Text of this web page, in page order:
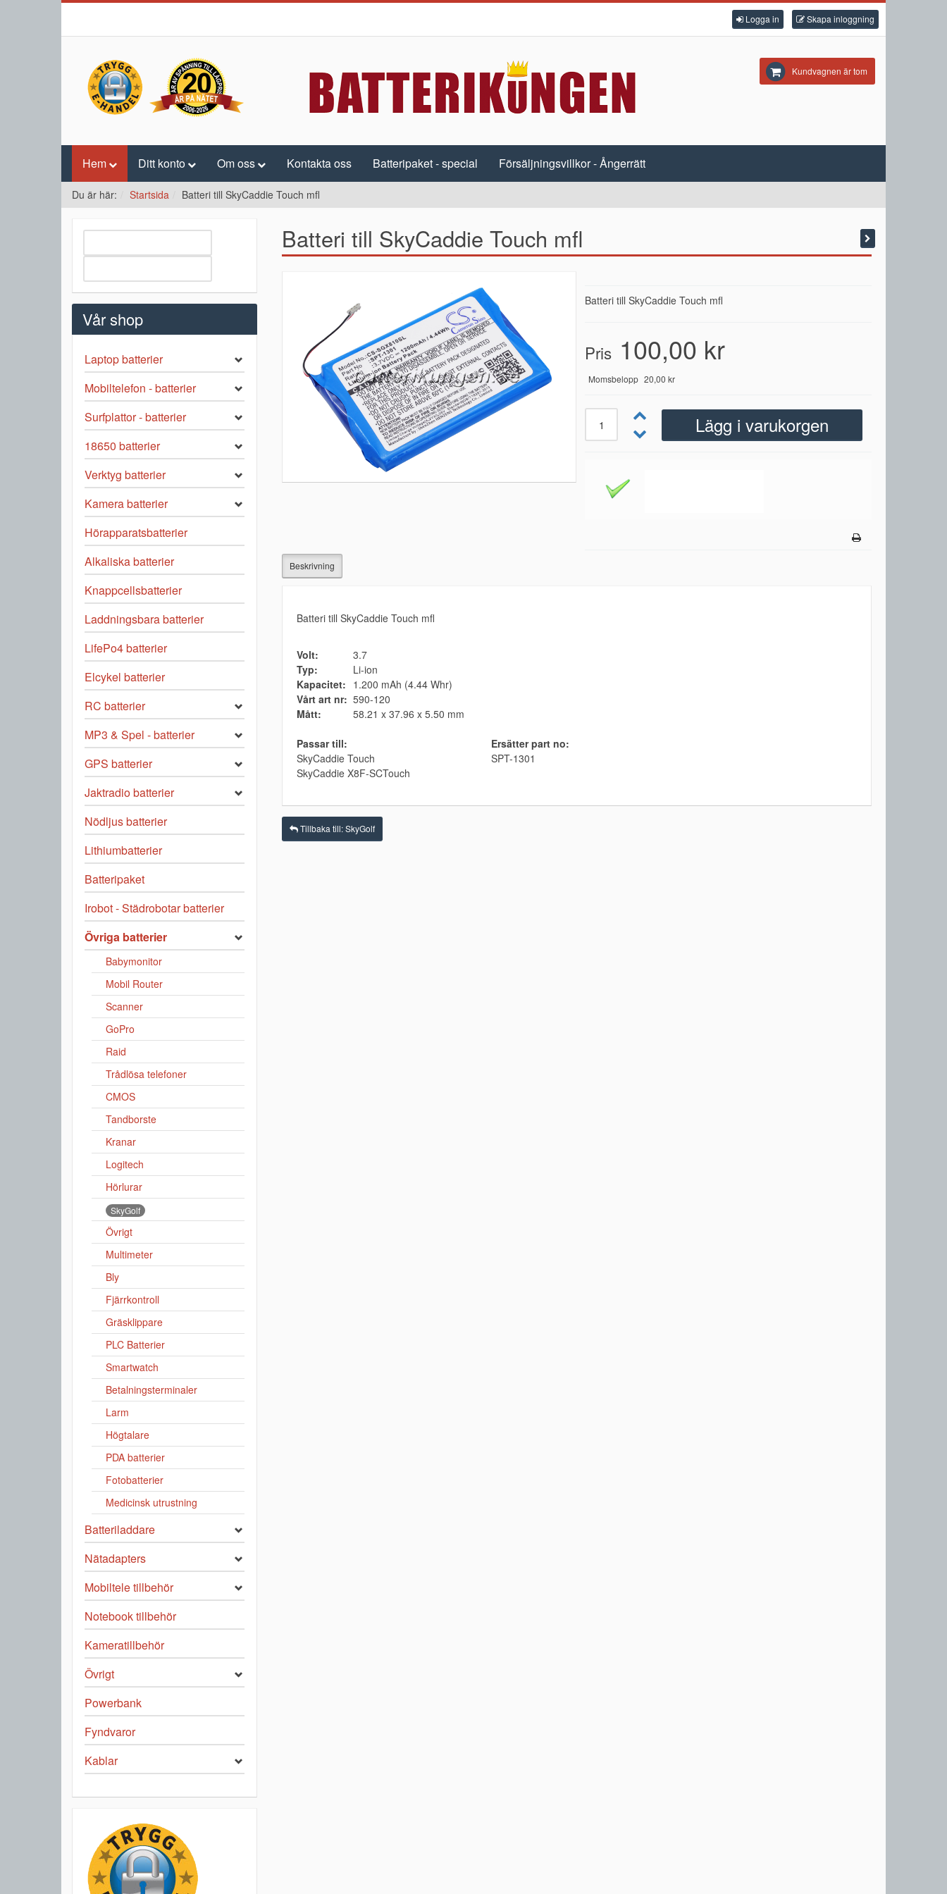
Logga in Skapa inloggning
Kundvagnen är tom
Hem Ditt konto Om oss Kontakta oss Batteripaket - special Försäljningsvillkor - Ångerrätt
Du är här: Startsida Batteri till SkyCaddie Touch mfl
Batteri till SkyCaddie Touch mfl
Batteri till SkyCaddie Touch mfl
Pris 100,00 kr
Momsbelopp 20,00 kr
Beskrivning
Batteri till SkyCaddie Touch mfl
Volt:
3.7
Typ:
Li-ion
Kapacitet: 1.200 mAh (4.44 Whr)
Vårt art nr: 590-120
Mått:
58.21 x 37.96 x 5.50 mm
Passar till:
Ersätter part no:
SkyCaddie Touch
SkyCaddie X8F-SCTouch
SPT-1301
Tillbaka till: SkyGolf
Vår shop
Laptop batterier
Mobiltelefon - batterier
Surfplattor - batterier
18650 batterier
Verktyg batterier
Kamera batterier
Hörapparatsbatterier
Alkaliska batterier
Knappcellsbatterier
Laddningsbara batterier
LifePo4 batterier
Elcykel batterier
RC batterier
MP3 & Spel - batterier
GPS batterier
Jaktradio batterier
Nödljus batterier
Lithiumbatterier
Batteripaket
Irobot - Städrobotar batterier
Övriga batterier
Babymonitor
Mobil Router
Scanner
GoPro
Raid
Trådlösa telefoner
CMOS
Tandborste
Kranar
Logitech
Hörlurar
SkyGolf
Övrigt
Multimeter
Bly
Fjärrkontroll
Gräsklippare
PLC Batterier
Smartwatch
Betalningsterminaler
Larm
Högtalare
PDA batterier
Fotobatterier
Medicinsk utrustning
Batteriladdare
Nätadapters
Mobiltele tillbehör
Notebook tillbehör
Kameratillbehör
Övrigt
Powerbank
Fyndvaror
Kablar